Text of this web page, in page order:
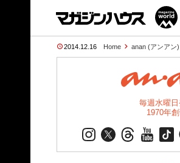
2014.12.16 Home anan (アンアン)
毎週水曜日
1970年創